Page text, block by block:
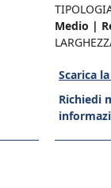
Medio |
Scarica
Richiedi